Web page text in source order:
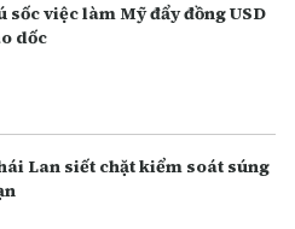
sốc việc làm Mỹ đẩy đồng USD
dốc
Lan siết chặt kiểm soát súng